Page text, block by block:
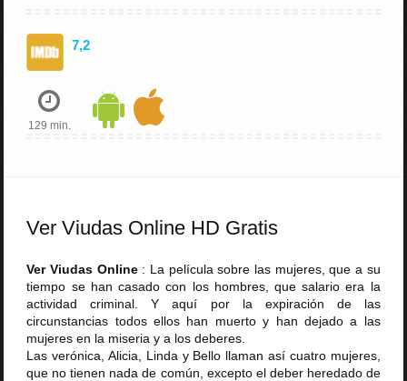
7,2
129 min.
Ver Viudas Online HD Gratis
Ver Viudas Online : La película sobre las mujeres, que a su
tiempo se han casado con los hombres, que salario era la
actividad criminal. Y aquí por la expiración de las
circunstancias todos ellos han muerto y han dejado a las
mujeres en la miseria y a los deberes.
Las verónica, Alicia, Linda y Bello llaman así cuatro mujeres,
que no tienen nada de común, excepto el deber heredado de